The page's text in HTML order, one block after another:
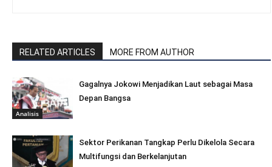
RELATED ARTICLES MORE FROM AUTHOR
Analisis
Gagalnya Jokowi Menjadikan Laut sebagai Masa
Depan Bangsa
Sektor Perikanan Tangkap Perlu Dikelola Secara
Multifungsi dan Berkelanjutan